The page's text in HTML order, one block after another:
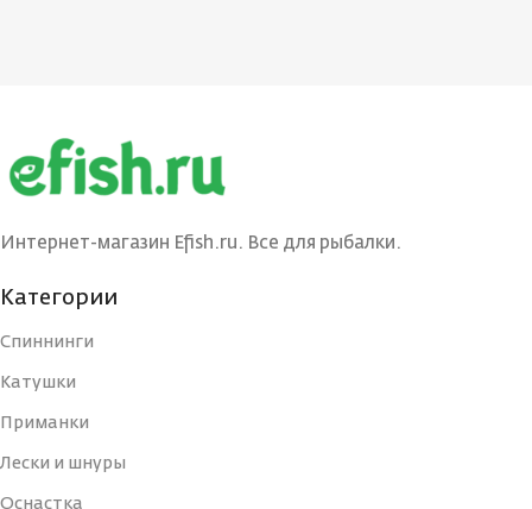
Интернет-магазин Efish.ru. Все для рыбалки.
Категории
Спиннинги
Катушки
Приманки
Лески и шнуры
Оснастка